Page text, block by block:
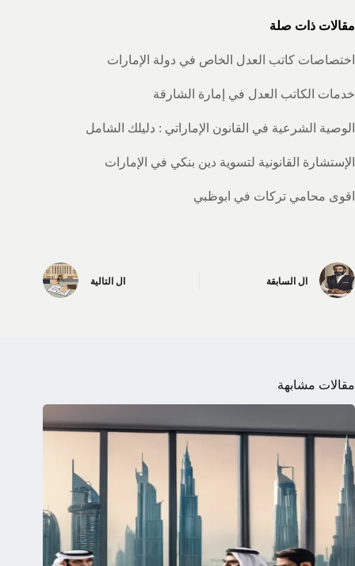
مقالات ذات صلة
اختصاصات كاتب العدل الخاص في دولة الإمارات
خدمات الكاتب العدل في إمارة الشارقة
الوصية الشرعية في القانون الإماراتي : دليلك الشامل
الإستشارة القانونية لتسوية دين بنكي في الإمارات
اقوى محامي تركات في ابوظبي
ال السابقة ال التالية
مقالات مشابهة